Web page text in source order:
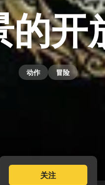
的
动作 冒险
关注